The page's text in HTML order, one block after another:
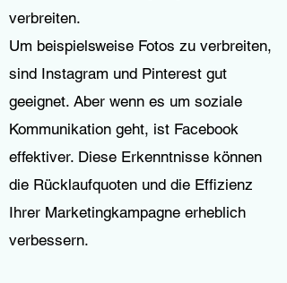
verbreiten.
Um beispielsweise Fotos zu verbreiten,
sind Instagram und Pinterest gut
geeignet. Aber wenn es um soziale
Kommunikation geht, ist Facebook
effektiver. Diese Erkenntnisse können
die Rücklaufquoten und die Effizienz
Ihrer Marketingkampagne erheblich
verbessern.